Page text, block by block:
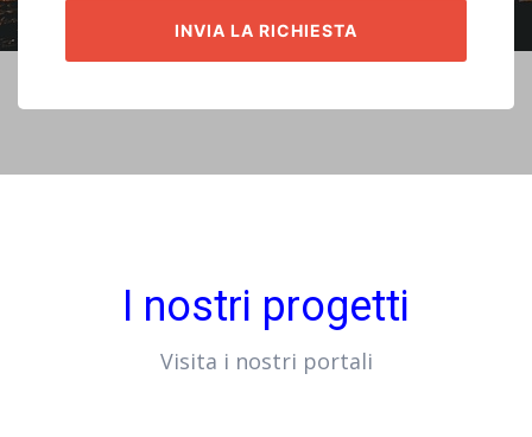
I nostri progetti
Visita i nostri portali